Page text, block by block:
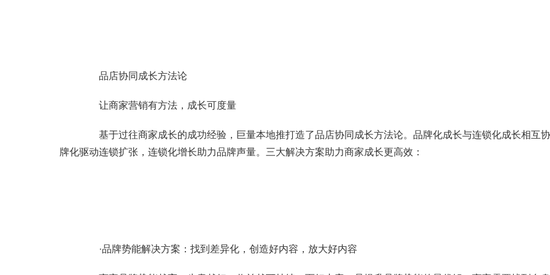
品店协同成长方法论
让商家营销有方法，成长可度量
基于过往商家成长的成功经验，巨量本地推打造了品店协同成长方法论。品牌化成长与连锁化成长相互
牌化驱动连锁扩张，连锁化增长助力品牌声量。三大解决方案助力商家成长更高效：
·品牌势能解决方案：找到差异化，创造好内容，放大好内容